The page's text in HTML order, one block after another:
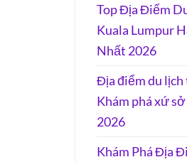
Top Địa Điểm
Kuala Lumpur
Nhất 2026
Địa điểm du lịch
Khám phá xứ sở
2026
Khám Phá Địa